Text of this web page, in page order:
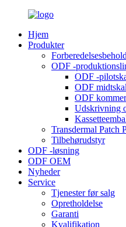
Hjem
Produkter
ODF -
ODF -
ODF
ODF
Udskrivning
Transdermal Patch
Tilbehørudstyr
ODF -løsning
ODF OEM
Nyheder
Service
Tjenester før salg
Opretholdelse
Garanti
Kvalifikation